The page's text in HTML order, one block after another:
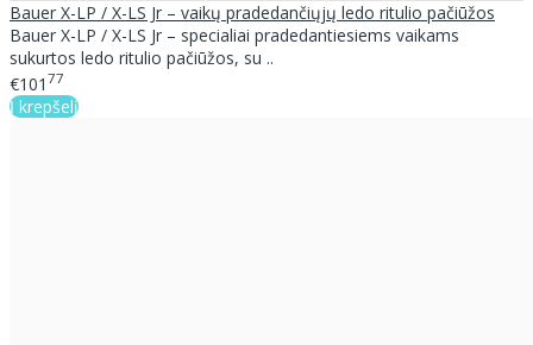
Bauer X-LP / X-LS Jr – vaikų pradedančiųjų ledo ritulio pačiūžos
Bauer X-LP / X-LS Jr – specialiai pradedantiesiems vaikams
sukurtos ledo ritulio pačiūžos, su ..
€101 77
Į krepšelį